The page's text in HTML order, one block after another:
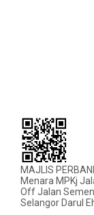
MAJLIS
Menara MPKj
Off Jalan
Selangor Darul